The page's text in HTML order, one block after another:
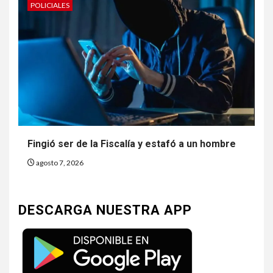
POLICIALES
Fingió ser de la Fiscalía y estafó a un hombre
agosto 7, 2026
DESCARGA NUESTRA APP